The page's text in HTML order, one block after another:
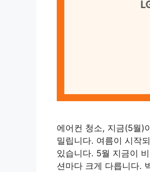
에어컨 청소, 지금(5월)
밀립니다. 여름이 시작
있습니다. 5월 지금이
션마다 크게 다릅니다.